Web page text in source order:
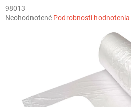
98013
Priemerné
Neohodnotené Podrobnosti hodnotenia